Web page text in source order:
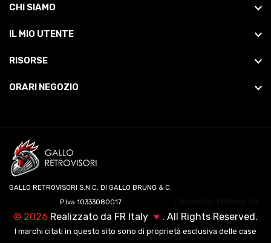
CHI SIAMO
IL MIO UTENTE
RISORSE
ORARI NEGOZIO
GALLO RETROVISORI S.N.C. DI GALLO BRUNO & C.
P.Iva 10333080017
© 2026 Realizzato da FR Italy ♥ . All Rights Reserved.
I marchi citati in questo sito sono di proprietà esclusiva delle case